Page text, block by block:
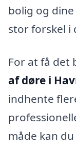
bolig og
stor forskel i
For at få det
af døre i
indhente
måde kan